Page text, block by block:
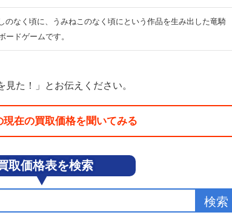
のなく頃に、うみねこのなく頃にという作品を生み出した竜騎
ードゲームです。
た！」とお伝えください。
現在の買取価格を聞いてみる
取価格表を検索